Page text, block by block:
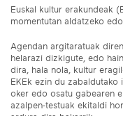
Euskal kultur erakundeak
momentutan aldatzeko
Agendan argitaratuak
helarazi dizkigute, edo
dira, hala nola, kultur
EKEk ezin du
oker edo osatu gabearen
azalpen-testuak ekitaldi